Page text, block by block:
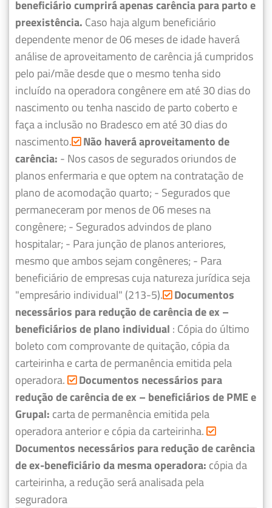
beneficiário cumprirá apenas carência para parto e
preexistência. Caso haja algum beneficiário
dependente menor de 06 meses de idade haverá
análise de aproveitamento de carência já cumpridos
pelo pai/mãe desde que o mesmo tenha sido
incluído na operadora congênere em até 30 dias do
nascimento ou tenha nascido de parto coberto e
faça a inclusão no Bradesco em até 30 dias do
nascimento. Não haverá aproveitamento de
carência: - Nos casos de segurados oriundos de
planos enfermaria e que optem na contratação de
plano de acomodação quarto; - Segurados que
permaneceram por menos de 06 meses na
congênere; - Segurados advindos de plano
hospitalar; - Para junção de planos anteriores,
mesmo que ambos sejam congêneres; - Para
beneficiário de empresas cuja natureza jurídica seja
"empresário individual" (213-5). Documentos
necessários para redução de carência de ex –
beneficiários de plano individual : Cópia do último
boleto com comprovante de quitação, cópia da
carteirinha e carta de permanência emitida pela
operadora.
Documentos necessários para
redução de carência de ex – beneficiários de PME e
Grupal: carta de permanência emitida pela
operadora anterior e cópia da carteirinha.
Documentos necessários para redução de carência
de ex-beneficiário da mesma operadora: cópia da
carteirinha, a redução será analisada pela
seguradora